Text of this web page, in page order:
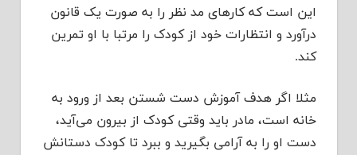
این است که کارهای مد نظر را به صورت یک قانون
درآورد و انتظارات خود از کودک را مرتبا با او تمرین
کند.
مثلا اگر هدف آموزش دست شستن بعد از ورود به
خانه است، مادر باید وقتی کودک از بیرون می‌آید،
دست او را به آرامی بگیرید و ببرد تا کودک دستانش